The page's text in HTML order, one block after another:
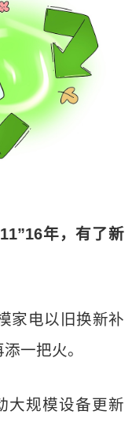
年，有了新
家电以旧换新补
一把火。
大规模设备更新